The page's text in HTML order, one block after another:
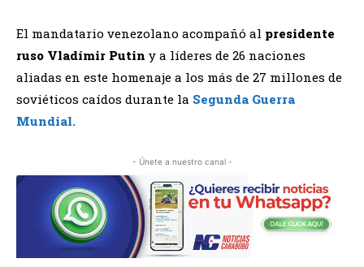
El mandatario venezolano acompañó al presidente
ruso Vladímir Putin y a líderes de 26 naciones
aliadas en este homenaje a los más de 27 millones de
soviéticos caídos durante la Segunda Guerra
Mundial.
- Únete a nuestro canal -